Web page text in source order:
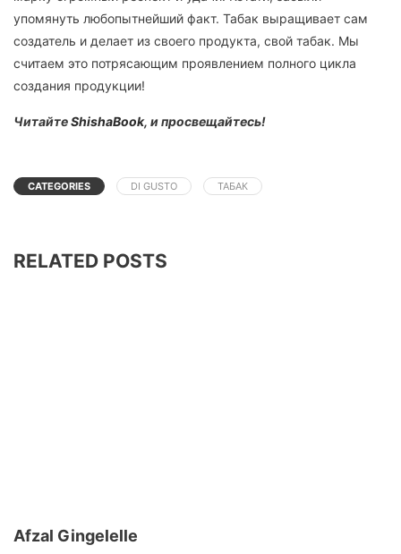
упомянуть любопытнейший факт. Табак выращивает сам
создатель и делает из своего продукта, свой табак. Мы
считаем это потрясающим проявлением полного цикла
создания продукции!
ЧитайтеShishaBook, и просвещайтесь!
CATEGORIES DI GUSTO ТАБАК
RELATED POSTS
Afzal Gingelelle